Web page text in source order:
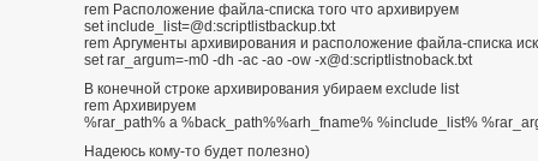
rem Расположение файла-списка того что архивируем
set include_list=@d:scriptlistbackup.txt
rem Аргументы архивирования и расположение файла-списка
set rar_argum=-m0 -dh -ac -ao -ow -x@d:scriptlistnoback.txt
В конечной строке архивирования убираем exclude list
rem Архивируем
%rar_path% a %back_path%%arh_fname% %include_list%
Надеюсь кому-то будет полезно)